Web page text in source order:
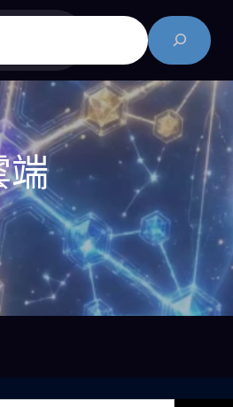
端